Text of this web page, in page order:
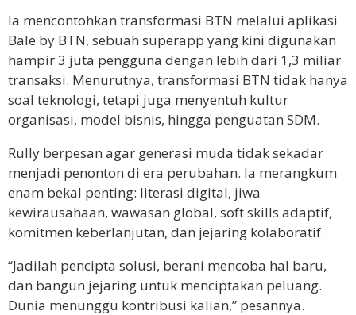
Ia mencontohkan transformasi BTN melalui aplikasi
Bale by BTN, sebuah superapp yang kini digunakan
hampir 3 juta pengguna dengan lebih dari 1,3 miliar
transaksi. Menurutnya, transformasi BTN tidak hanya
soal teknologi, tetapi juga menyentuh kultur
organisasi, model bisnis, hingga penguatan SDM.
Rully berpesan agar generasi muda tidak sekadar
menjadi penonton di era perubahan. Ia merangkum
enam bekal penting: literasi digital, jiwa
kewirausahaan, wawasan global, soft skills adaptif,
komitmen keberlanjutan, dan jejaring kolaboratif.
“Jadilah pencipta solusi, berani mencoba hal baru,
dan bangun jejaring untuk menciptakan peluang.
Dunia menunggu kontribusi kalian,” pesannya.